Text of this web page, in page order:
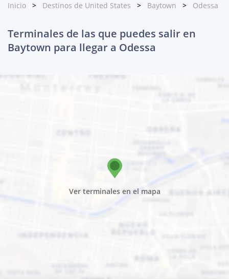
Inicio Destinos de United States Baytown Odessa
Terminales de las que puedes salir en
Baytown para llegar a Odessa
Ver terminales en el mapa